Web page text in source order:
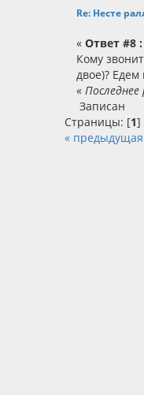
Re: Несте
«Ответ #8 :
Кому
двое)?
«
Записан
Страницы: [1]
«